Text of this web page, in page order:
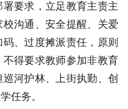
要求，立足教育主责主
沟通、安全提醒、关爱
、过度摊派责任，原则
得要求教师参加非教育
河护林、上街执勤、创
任务。